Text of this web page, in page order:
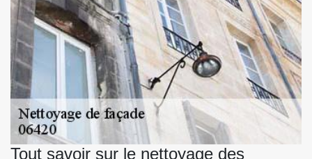
Tout savoir sur le nettoyage des